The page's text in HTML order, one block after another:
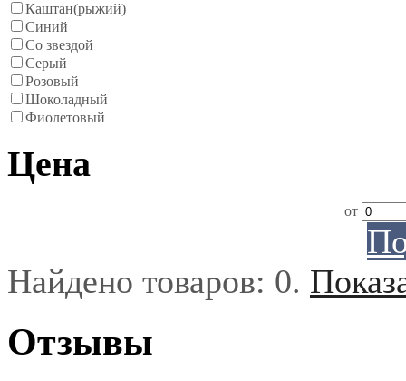
Каштан(рыжий)
Синий
Со звездой
Серый
Розовый
Шоколадный
Фиолетовый
Цена
от
Найдено товаров: 0.
Отзывы